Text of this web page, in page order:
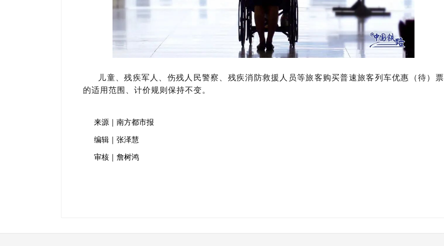
儿童、残疾军人、伤残人民警察、残疾消防救援人员等旅客购买普速旅客列车优惠（待）票
的适用范围、计价规则保持不变。
来源｜南方都市报
编辑｜张泽慧
审核｜詹树鸿